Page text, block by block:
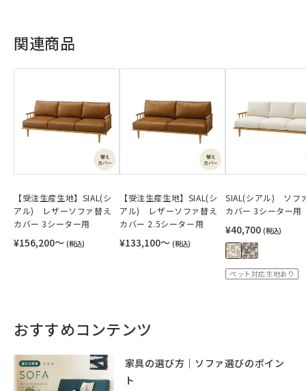
関連商品
【受注生産生地】SIAL(シ
アル) レザーソファ替え
カバー 3シーター用
¥156,200〜 (税込)
【受注生産生地】SIAL(シ
アル) レザーソファ替え
カバー 2.5シーター用
¥133,100〜 (税込)
SIAL(シアル) ソフ
カバー 3シーター用
¥40,700 (税込)
ペット対応生地あり
おすすめコンテンツ
家具の選び方｜ソファ選びのポイン
ト